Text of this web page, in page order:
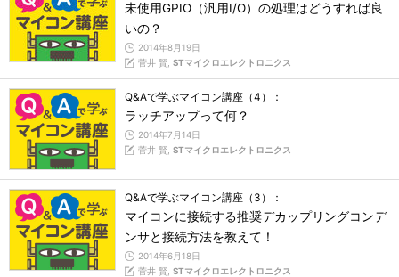
未使用GPIO（汎用I/O）の処理はどうすれば良
いの？
2014年8月19日
菅井 賢, STマイクロエレクトロニクス
Q&Aで学ぶマイコン講座（4）：
ラッチアップって何？
2014年7月14日
菅井 賢, STマイクロエレクトロニクス
Q&Aで学ぶマイコン講座（3）：
マイコンに接続する推奨デカップリングコンデ
ンサと接続方法を教えて！
2014年6月18日
菅井 賢, STマイクロエレクトロニクス